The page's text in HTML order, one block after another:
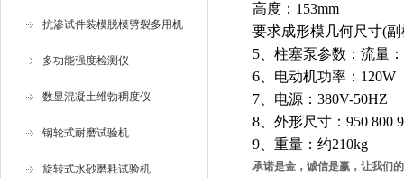
抗渗试件装模脱模劈裂多用机
多功能强度检测仪
数显混凝土维勃稠度仪
钢轮式耐磨试验机
旋转式水砂磨耗试验机
高度： 153mm
要求成形模几何尺寸(副
5 、柱塞泵参数：流量：
6 、电动机功率： 120W
7 、电源： 380V-50HZ
8 、外形尺寸： 950 800
9 、重量：约210kg
承诺是金，诚信是赢，让我们